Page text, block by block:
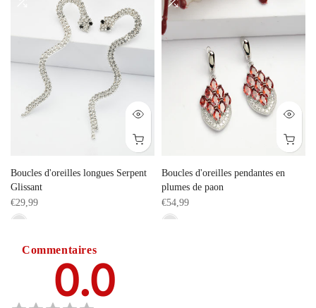
Boucles d'oreilles longues Serpent
Glissant
€29,99
Boucles d'oreilles pendantes en
plumes de paon
€54,99
Commentaires
0.0